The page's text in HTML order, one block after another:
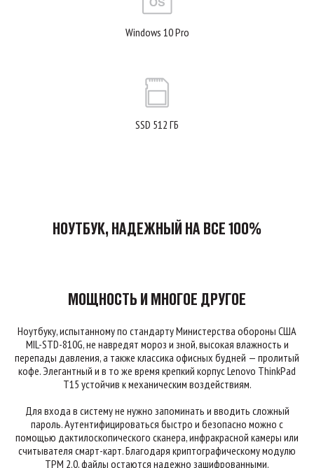
Windows 10 Pro
SSD 512 ГБ
НОУТБУК, НАДЕЖНЫЙ НА ВСЕ 100%
МОЩНОСТЬ И МНОГОЕ ДРУГОЕ
Ноутбуку, испытанному по стандарту Министерства обороны США
MIL-STD-810G, не навредят мороз и зной, высокая влажность и
перепады давления, а также классика офисных будней — пролитый
кофе. Элегантный и в то же время крепкий корпус Lenovo ThinkPad
T15 устойчив к механическим воздействиям.
Для входа в систему не нужно запоминать и вводить сложный
пароль. Аутентифицироваться быстро и безопасно можно с
помощью дактилоскопического сканера, инфракрасной камеры или
считывателя смарт-карт. Благодаря криптографическому модулю
TPM 2.0, файлы остаются надежно зашифрованными.